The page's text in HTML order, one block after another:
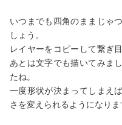
いつまでも四角のままじゃ
しょう。
レイヤーをコピーして繋ぎ
あとは文字でも描いてみま
たね。
一度形状が決まってしまえ
さを変えられるようになりま